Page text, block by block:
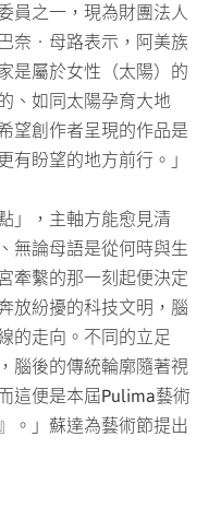
員之一，現為財團法人
奈‧母路表示，阿美族
是屬於女性（太陽）的
、如同太陽孕育大地
望創作者呈現的作品是
有盼望的地方前行。」
」，主軸方能愈見清
無論母語是從何時與生
牽繫的那一刻起便決定
放紛擾的科技文明，腦
的走向。不同的立足
腦後的傳統輪廓隨著視
這便是本屆Pulima藝術
。」蘇達為藝術節提出